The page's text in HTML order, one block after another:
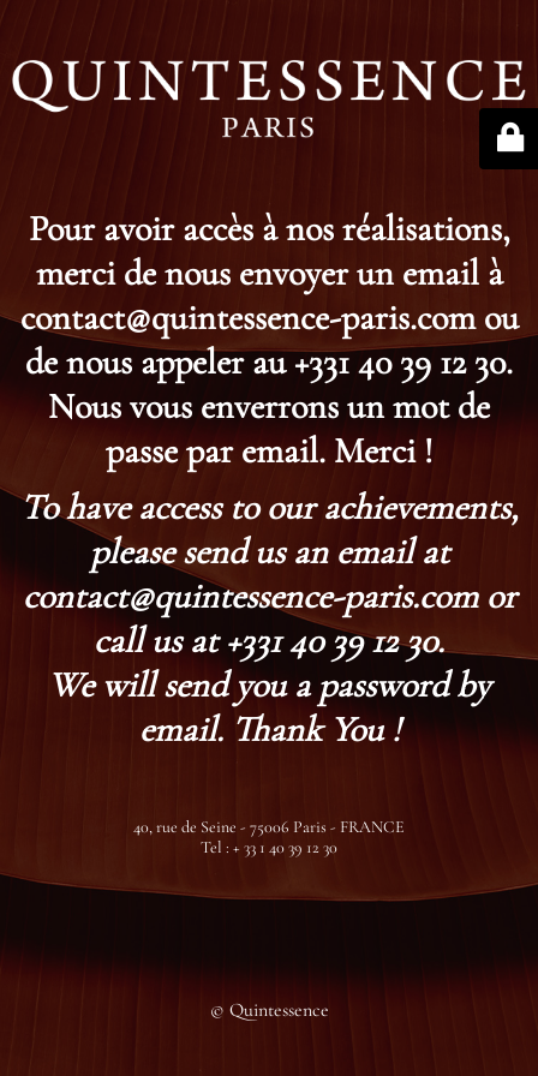
Pour avoir accès à nos réalisations,
merci de nous envoyer un email à
contact@quintessence-paris.com ou
de nous appeler au +331 40 39 12 30.
Nous vous enverrons un mot de
passe par email. Merci !
To have access to our achievements,
please send us an email at
contact@quintessence-paris.com or
call us at +331 40 39 12 30.
We will send you a password by
email. Thank You !
40, rue de Seine - 75006 Paris - FRANCE
Tel : + 33 1 40 39 12 30
© Quintessence